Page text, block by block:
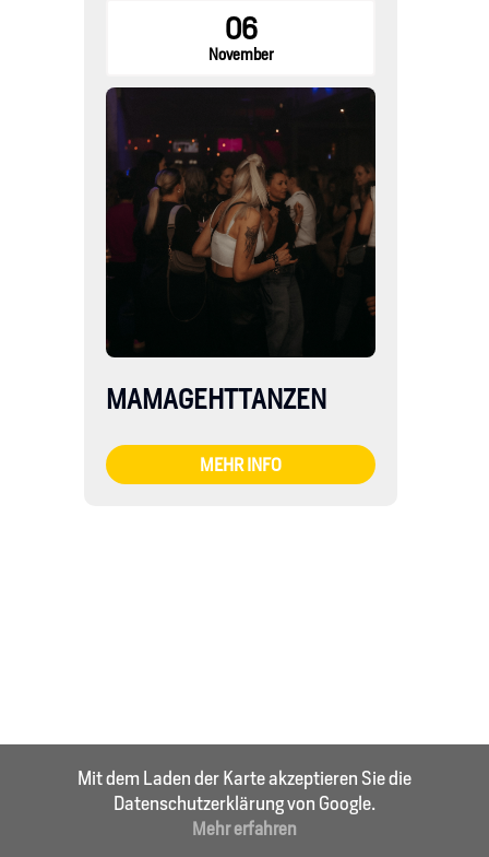
06
November
MAMAGEHTTANZEN
MEHR INFO
Mit dem Laden der Karte akzeptieren Sie die
Datenschutzerklärung von Google.
Mehr erfahren